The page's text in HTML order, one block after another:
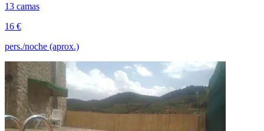
13 camas
16 €
pers./noche (aprox.)